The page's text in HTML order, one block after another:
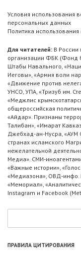
Условия использования
персональных данных
Политика использования
Для читателей: В России
организации ФБК (Фонд
Штабы Навального,
Иеговы», «Армия воли
«Движение против
УНСО, УПА, «Тризуб им.
«Меджлис
общероссийская
«Айдар». Признаны
Талибан», «Имарат
Джебхад-ан-Нусра, «АУМ
странах исламского
нежелательной
Медиа». СМИ-
«Важные истории»,
«Медиазона», ОВД-инфо.
«Мемориал»,
Instagram и Facebook
ПРАВИЛА ЦИТИРОВАНИЯ